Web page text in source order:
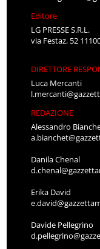
Editore
LG PRESSE S.R.L.
via Festaz, 52
DIRETTORE
Luca Mercanti
REDAZIONE
Alessandro
Danila Chenal
Erika David
Davide Pellegrino